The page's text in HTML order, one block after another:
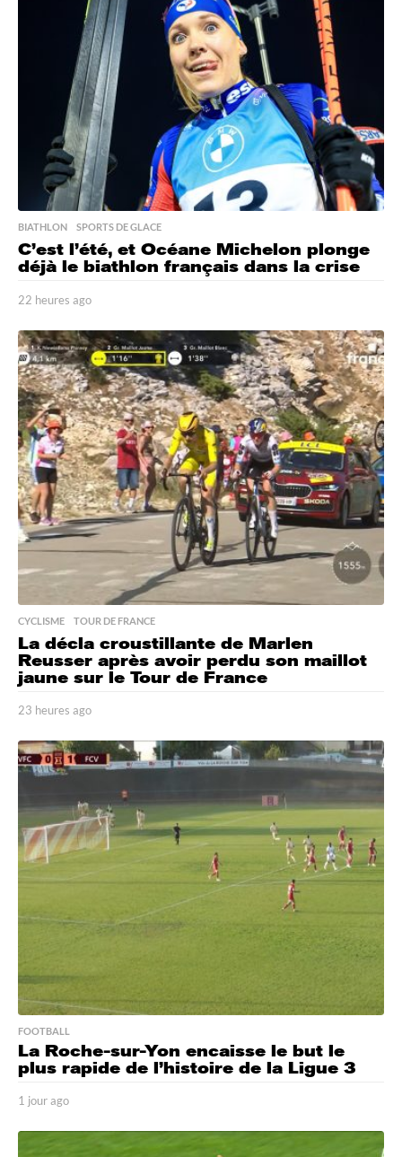
e
s
a
g
o
BIATHLON ,SPORTS DE GLACE
C’est l’été, et Océane Michelon plonge
déjà le biathlon français dans la crise
22 heures ago
h
e
u
r
e
s
a
g
o
CYCLISME ,TOUR DE FRANCE
La décla croustillante de Marlen
Reusser après avoir perdu son maillot
jaune sur le Tour de France
23 heures ago
h
e
e
s
a
FOOTBALL
La Roche-sur-Yon encaisse le but le
plus rapide de l’histoire de la Ligue 3
1 jour ago
o